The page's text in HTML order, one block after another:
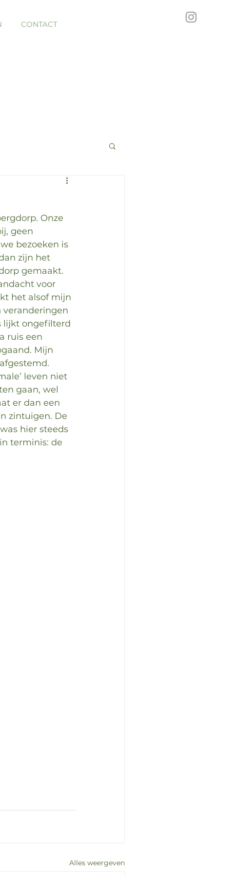
CONTACT
Onze
geen
bezoeken is
zijn het
gemaakt.
voor
het alsof mijn
veranderingen
lijkt ongefilterd
ruis een
Mijn
leven niet
gaan, wel
er dan een
zintuigen. De
hier steeds
terminis: de
Alles weergeven